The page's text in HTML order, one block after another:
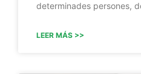
determinades persones,
LEER MÁS >>